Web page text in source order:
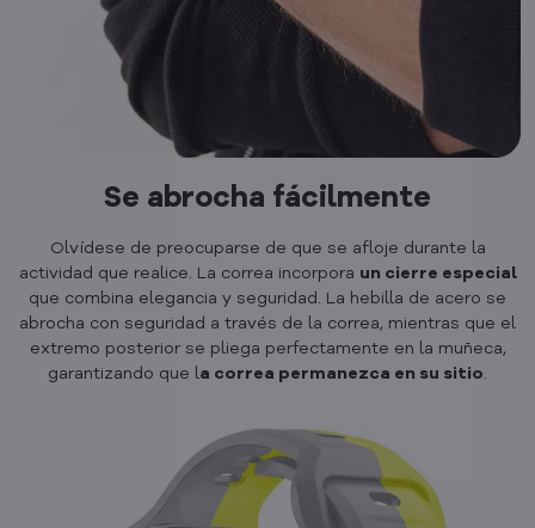
Se abrocha fácilmente
Olvídese de preocuparse de que se afloje durante la
actividad que realice. La correa incorpora un cierre especial
que combina elegancia y seguridad. La hebilla de acero se
abrocha con seguridad a través de la correa, mientras que el
extremo posterior se pliega perfectamente en la muñeca,
garantizando que la correa permanezca en su sitio.